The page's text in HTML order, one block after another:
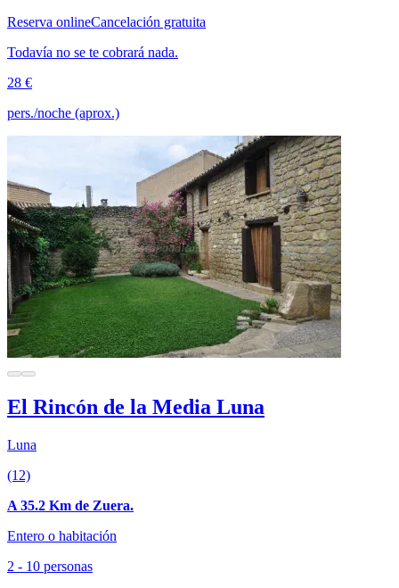
Reserva onlineCancelación gratuita
Todavía no se te cobrará nada.
28 €
pers./noche (aprox.)
El Rincón de la Media Luna
Luna
(12)
A 35.2 Km de Zuera.
Entero o habitación
2 - 10 personas